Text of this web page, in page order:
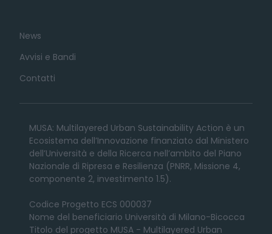
News
Avvisi e Bandi
Contatti
MUSA: Multilayered Urban Sustainability Action è un
Ecosistema dell’Innovazione finanziato dal Ministero
dell’Università e della Ricerca nell’ambito del Piano
Nazionale di Ripresa e Resilienza (PNRR, Missione 4,
componente 2, investimento 1.5).
Codice Progetto ECS 000037
Nome del beneficiario Università di Milano-Bicocca
Titolo del progetto MUSA - Multilayered Urban